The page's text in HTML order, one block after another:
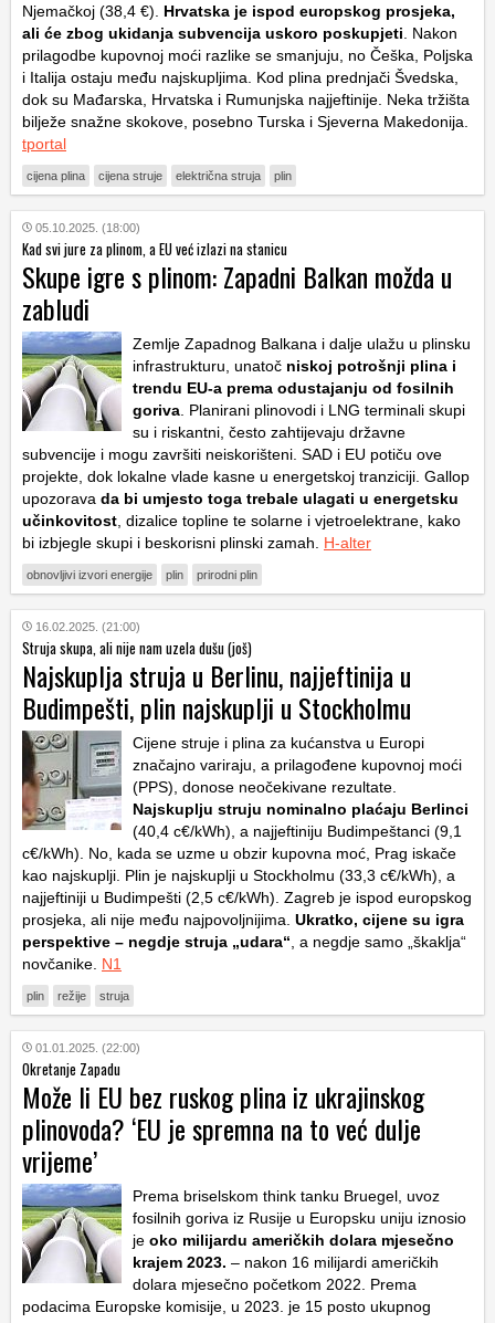
Njemačkoj (38,4 €).
Hrvatska je ispod europskog prosjeka,
ali će zbog ukidanja subvencija uskoro poskupjeti . Nakon
prilagodbe kupovnoj moći razlike se smanjuju, no Češka, Poljska
i Italija ostaju među najskupljima. Kod plina prednjači Švedska,
dok su Mađarska, Hrvatska i Rumunjska najjeftinije. Neka tržišta
bilježe snažne skokove, posebno Turska i Sjeverna Makedonija.
tportal
cijena plina cijena struje električna struja plin
05.10.2025. (18:00)
Kad svi jure za plinom, a EU već izlazi na stanicu
Skupe igre s plinom: Zapadni Balkan možda u
zabludi
Zemlje Zapadnog Balkana i dalje ulažu u plinsku
infrastrukturu, unatoč niskoj potrošnji plina i
trendu EU-a prema odustajanju od fosilnih
goriva . Planirani plinovodi i LNG terminali skupi
su i riskantni, često zahtijevaju državne
subvencije i mogu završiti neiskorišteni. SAD i EU potiču ove
projekte, dok lokalne vlade kasne u energetskoj tranziciji. Gallop
upozorava da bi umjesto toga trebale ulagati u energetsku
učinkovitost , dizalice topline te solarne i vjetroelektrane, kako
bi izbjegle skupi i beskorisni plinski zamah. H-alter
obnovljivi izvori energije plin prirodni plin
16.02.2025. (21:00)
Struja skupa, ali nije nam uzela dušu (još)
Najskuplja struja u Berlinu, najjeftinija u
Budimpešti, plin najskuplji u Stockholmu
Cijene struje i plina za kućanstva u Europi
značajno variraju, a prilagođene kupovnoj moći
(PPS), donose neočekivane rezultate.
Najskuplju struju nominalno plaćaju Berlinci
(40,4 c€/kWh), a najjeftiniju Budimpeštanci (9,1
c€/kWh). No, kada se uzme u obzir kupovna moć, Prag iskače
kao najskuplji. Plin je najskuplji u Stockholmu (33,3 c€/kWh), a
najjeftiniji u Budimpešti (2,5 c€/kWh). Zagreb je ispod europskog
prosjeka, ali nije među najpovoljnijima. Ukratko, cijene su igra
perspektive – negdje struja „udara“ , a negdje samo „škaklja“
novčanike. N1
plin režije struja
01.01.2025. (22:00)
Okretanje Zapadu
Može li EU bez ruskog plina iz ukrajinskog
plinovoda? ‘EU je spremna na to već dulje
vrijeme’
Prema briselskom think tanku Bruegel, uvoz
fosilnih goriva iz Rusije u Europsku uniju iznosio
je oko milijardu američkih dolara mjesečno
krajem 2023. – nakon 16 milijardi američkih
dolara mjesečno početkom 2022. Prema
podacima Europske komisije, u 2023. je 15 posto ukupnog